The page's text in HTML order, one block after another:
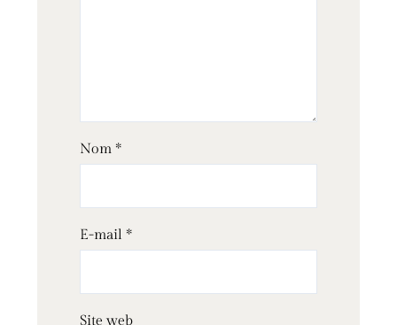
Nom *
E-mail *
Site web